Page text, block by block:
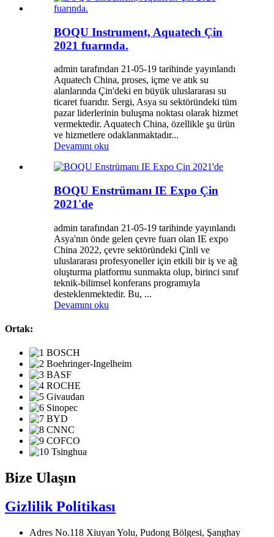
BOQU Instrument, Aquatech Çin
2021 fuarında.
admin tarafından 21-05-19 tarihinde yayınlandı
Aquatech China, proses, içme ve atık su
alanlarında Çin'deki en büyük uluslararası su
ticaret fuarıdır. Sergi, Asya su sektöründeki tüm
pazar liderlerinin buluşma noktası olarak hizmet
vermektedir. Aquatech China, özellikle şu ürün
ve hizmetlere odaklanmaktadır...
Devamını oku
BOQU Enstrümanı IE Expo Çin
2021'de
admin tarafından 21-05-19 tarihinde yayınlandı
Asya'nın önde gelen çevre fuarı olan IE expo
China 2022, çevre sektöründeki Çinli ve
uluslararası profesyoneller için etkili bir iş ve ağ
oluşturma platformu sunmakta olup, birinci sınıf
teknik-bilimsel konferans programıyla
desteklenmektedir. Bu, ...
Devamını oku
Ortak:
Bize Ulaşın
Gizlilik Politikası
Adres No.118 Xiuyan Yolu, Pudong Bölgesi, Şanghay